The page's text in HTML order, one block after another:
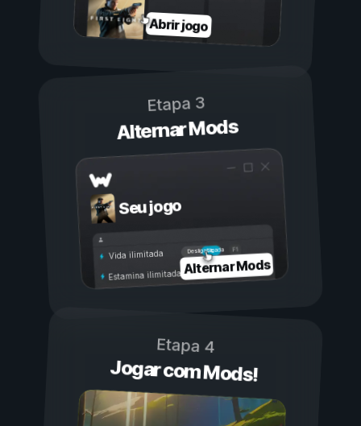
Abrir jogo
Etapa 3
Alternar Mods
Seu jogo
Ligada
Desligada
Vida ilimitada
Estamina ilimitadaAlternar Mods
Etapa 4
Jogar com Mods!